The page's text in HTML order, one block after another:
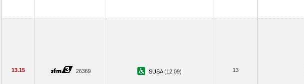
13.15 26369 SUSA(12.09) 13